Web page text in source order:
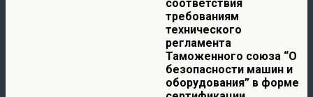
соответствия
требованиям
технического
регламента
Таможенного союза “О
безопасности машин и
оборудования” в форме